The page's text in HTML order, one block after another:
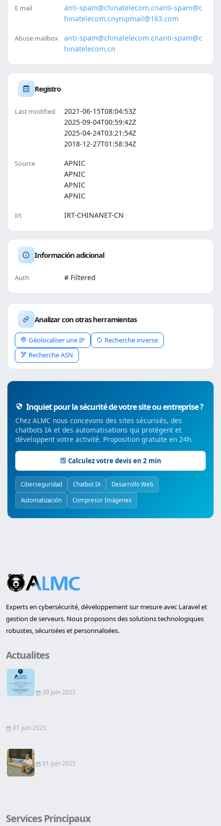
E mail anti-spam@chinatelecom.cnanti-spam@c
hinatelecom.cnynipmail@163.com
Abuse mailbox anti-spam@chinatelecom.cnanti-spam@c
hinatelecom.cn
Registro
Last modified
2021-06-15T08:04:53Z
2025-09-04T00:59:42Z
2025-04-24T03:21:54Z
2018-12-27T01:58:34Z
Source
APNIC
APNIC
APNIC
APNIC
Irt IRT-CHINANET-CN
Información adicional
Auth # Filtered
Analizar con otras herramientas
Géolocaliser une IP
Recherche inverse
Recherche ASN
Inquiet pour la sécurité de votre site ou entreprise ?
Chez ALMC nous concevons des sites sécurisés, des
chatbots IA et des automatisations qui protègent et
développent votre activité. Proposition gratuite en 24h.
Calculez votre devis en 2 min
Ciberseguridad Chatbot IA Desarrollo Web
Automatización Compresor Imágenes
Experts en cybersécurité, développement sur mesure avec Laravel et
gestion de serveurs. Nous proposons des solutions technologiques
robustes, sécurisées et personnalisées.
Actualites
30 juin 2025
01 juin 2025
01 juin 2025
Services Principaux